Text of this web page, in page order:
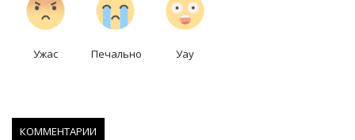
Ужас Печально Уау
КОММЕНТАРИИ